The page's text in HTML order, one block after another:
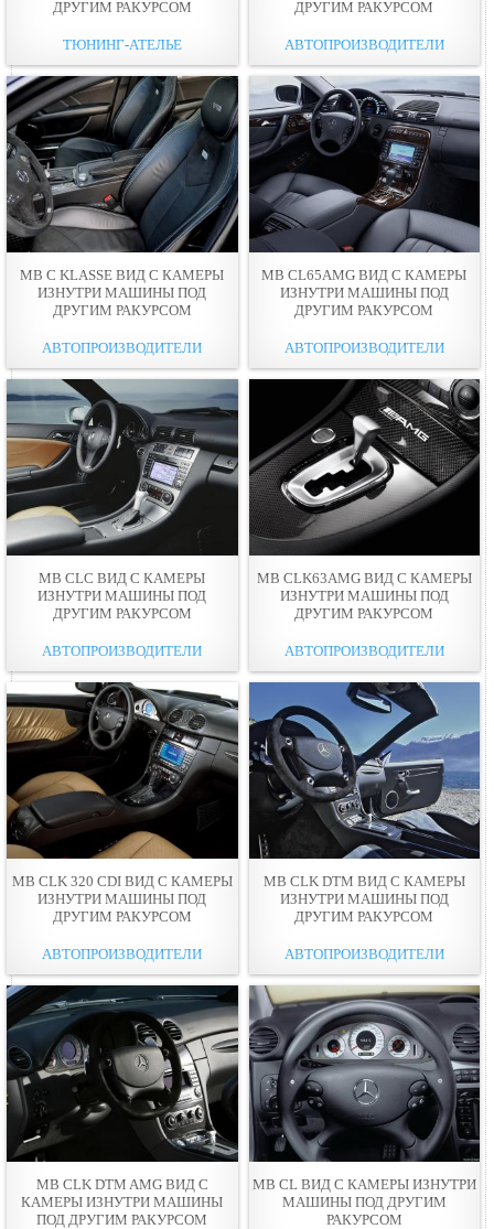
ДРУГИМ РАКУРСОМ
ТЮНИНГ-АТЕЛЬЕ
ДРУГИМ РАКУРСОМ
АВТОПРОИЗВОДИТЕЛИ
MB C KLASSE ВИД С КАМЕРЫ
ИЗНУТРИ МАШИНЫ ПОД
ДРУГИМ РАКУРСОМ
АВТОПРОИЗВОДИТЕЛИ
MB CL65AMG ВИД С КАМЕРЫ
ИЗНУТРИ МАШИНЫ ПОД
ДРУГИМ РАКУРСОМ
АВТОПРОИЗВОДИТЕЛИ
MB CLC ВИД С КАМЕРЫ
ИЗНУТРИ МАШИНЫ ПОД
ДРУГИМ РАКУРСОМ
АВТОПРОИЗВОДИТЕЛИ
MB CLK63AMG ВИД С КАМЕРЫ
ИЗНУТРИ МАШИНЫ ПОД
ДРУГИМ РАКУРСОМ
АВТОПРОИЗВОДИТЕЛИ
MB CLK 320 CDI ВИД С КАМЕРЫ
ИЗНУТРИ МАШИНЫ ПОД
ДРУГИМ РАКУРСОМ
АВТОПРОИЗВОДИТЕЛИ
MB CLK DTM ВИД С КАМЕРЫ
ИЗНУТРИ МАШИНЫ ПОД
ДРУГИМ РАКУРСОМ
АВТОПРОИЗВОДИТЕЛИ
MB CLK DTM AMG ВИД С
КАМЕРЫ ИЗНУТРИ МАШИНЫ
ПОД ДРУГИМ РАКУРСОМ
MB CL ВИД С КАМЕРЫ ИЗНУТРИ
МАШИНЫ ПОД ДРУГИМ
РАКУРСОМ